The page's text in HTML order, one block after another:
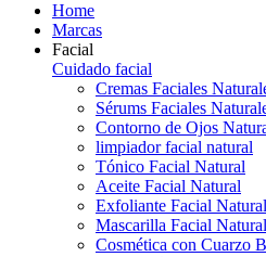
Home
Marcas
Facial
Cuidado facial
Cremas Faciales
Sérums Faciales
Contorno de Ojos
limpiador facial natural
Tónico Facial Natural
Aceite Facial Natural
Exfoliante Facial Natural
Mascarilla Facial Natural
Cosmética con Cuarzo